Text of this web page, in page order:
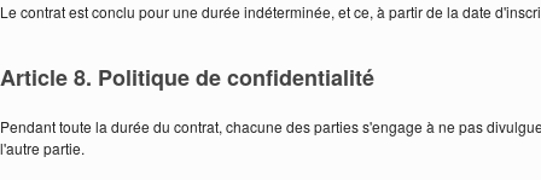
Le contrat est conclu pour une durée indéterminée, et ce, à partir de la date
Article 8. Politique de confidentialité
Pendant toute la durée du contrat, chacune des parties s'engage à ne pas
l'autre partie.